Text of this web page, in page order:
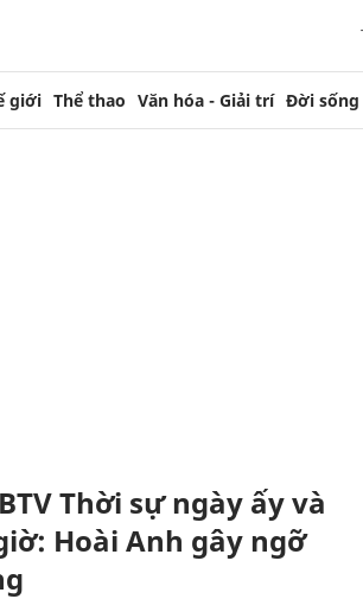
giới Thể thao Văn hóa - Giải trí Đời sống
Thời sự ngày ấy và
Hoài Anh gây ngỡ